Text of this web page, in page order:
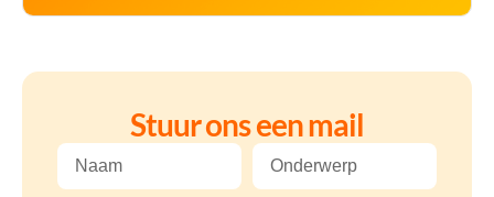
Stuur ons een mail